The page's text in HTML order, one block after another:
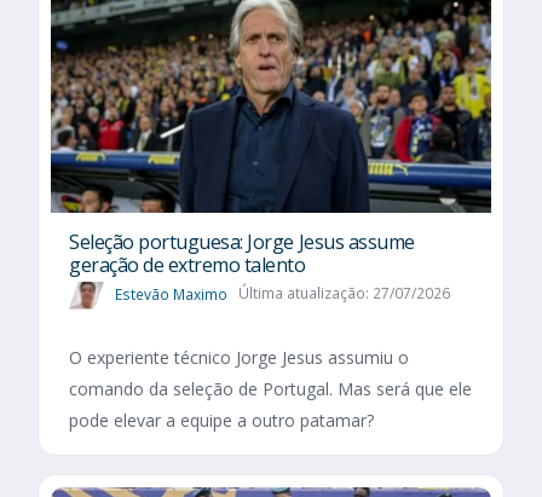
Seleção portuguesa: Jorge Jesus assume
geração de extremo talento
Estevão Maximo Última atualização: 27/07/2026
O experiente técnico Jorge Jesus assumiu o
comando da seleção de Portugal. Mas será que ele
pode elevar a equipe a outro patamar?